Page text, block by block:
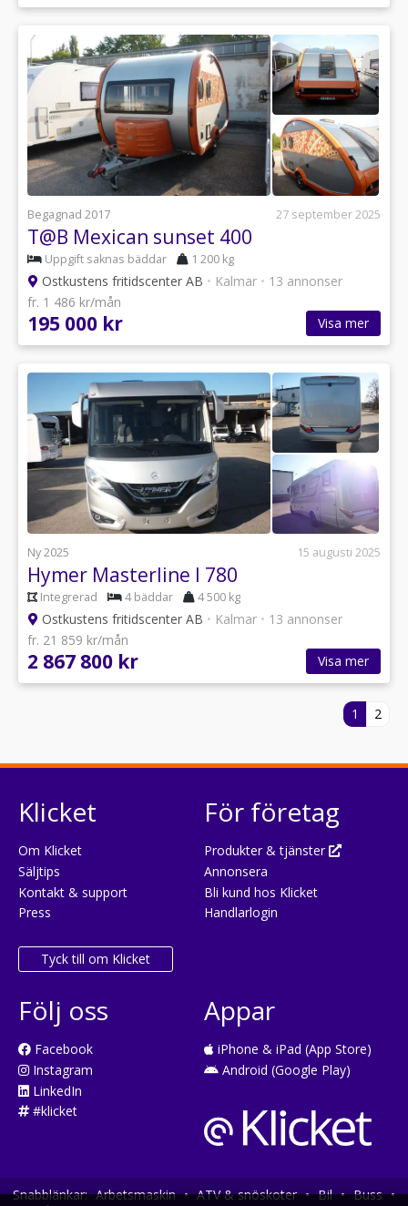
Begagnad 2017 27 september 2025
T@B Mexican sunset 400
Uppgift saknas bäddar 1 200 kg
Ostkustens fritidscenter AB • Kalmar • 13 annonser
fr. 1 486 kr/mån
195 000 kr Visa mer
Ny 2025 15 augusti 2025
Hymer Masterline I 780
Integrerad 4 bäddar 4 500 kg
Ostkustens fritidscenter AB • Kalmar • 13 annonser
fr. 21 859 kr/mån
2 867 800 kr Visa mer
1 2
Klicket
Om Klicket
Säljtips
Kontakt & support
Press
Tyck till om Klicket
För företag
Produkter & tjänster
Annonsera
Bli kund hos Klicket
Handlarlogin
Följ oss
Facebook
Instagram
LinkedIn
#klicket
Appar
iPhone & iPad (App Store)
Android (Google Play)
Snabblänkar: Arbetsmaskin • ATV & snöskoter • Bil • Buss •